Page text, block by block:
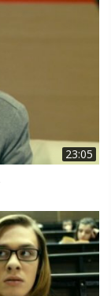
23:05